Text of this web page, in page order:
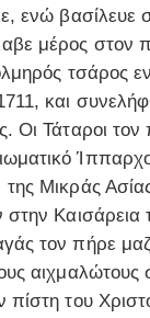
ενώ βασίλευε
μέρος στον
τσάρος
και
Οι Τάταροι
Μικράς
στην Καισάρεια
τον πήρε
αιχμαλώτους
του